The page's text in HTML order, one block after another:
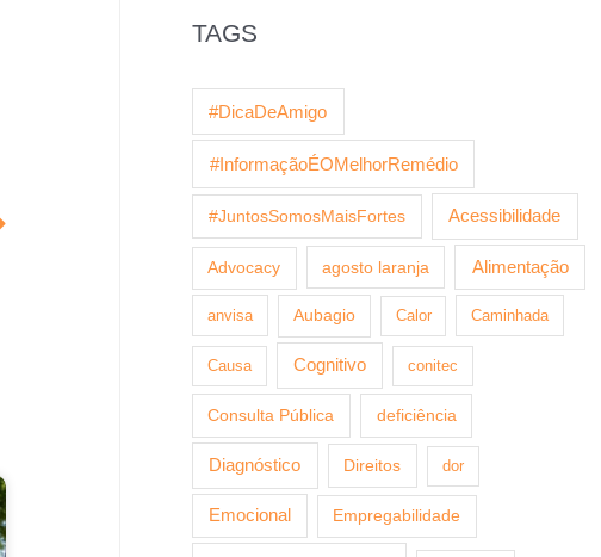
TAGS
#DicaDeAmigo
#InformaçãoÉOMelhorRemédio
#JuntosSomosMaisFortes Acessibilidade
Advocacy agosto laranja Alimentação
anvisa Aubagio Calor Caminhada
Causa Cognitivo conitec
Consulta Pública deficiência
Diagnóstico Direitos dor
Emocional Empregabilidade